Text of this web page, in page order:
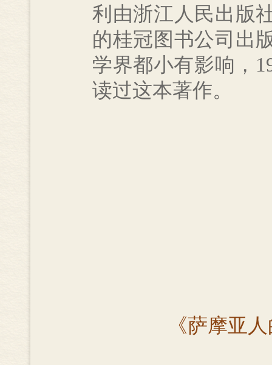
利由浙江人民出版
的桂冠图书公司出
学界都小有影响，
读过这本著作。
《萨摩亚